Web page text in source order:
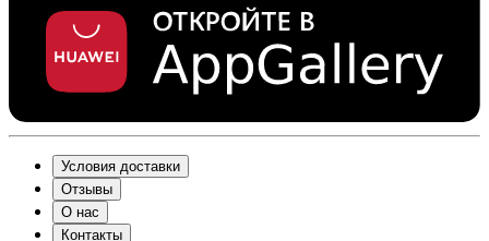
Условия доставки
Отзывы
О нас
Контакты